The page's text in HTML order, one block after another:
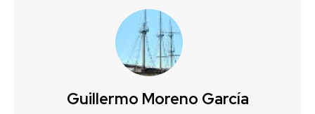
Guillermo Moreno García